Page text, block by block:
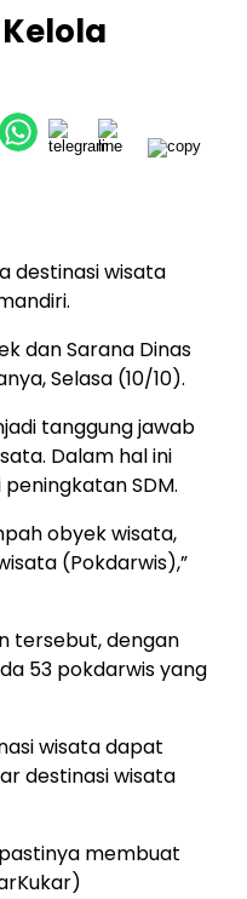
destinasi wisata
dan Sarana Dinas
Selasa (10/10).
tanggung jawab
Dalam hal ini
SDM.
obyek wisata,
(Pokdarwis),”
tersebut, dengan
53 pokdarwis yang
wisata dapat
destinasi wisata
membuat